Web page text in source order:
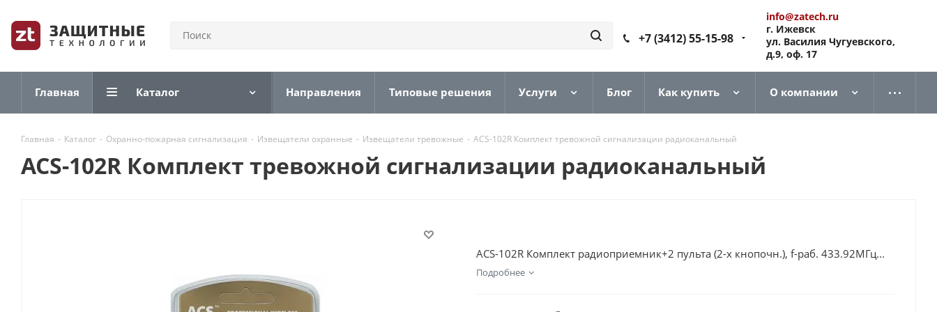
+7 (3412) 55-15-98
info@zatech.ru
г. Ижевск
ул. Василия Чугуевского,
д.9, оф. 17
Главная Каталог Направления Типовые решения Услуги Блог Как купить О компании
Главная - Каталог - Охранно-пожарная сигнализация - Извещатели охранные - Извещатели тревожные - ACS-102R Комплект тревожной сигнализации радиоканальный
ACS-102R Комплект тревожной сигнализации радиоканальный
ACS-102R Комплект радиоприемник+2 пульта (2-х кнопочн.), f-раб. 433.92МГц...
Подробнее